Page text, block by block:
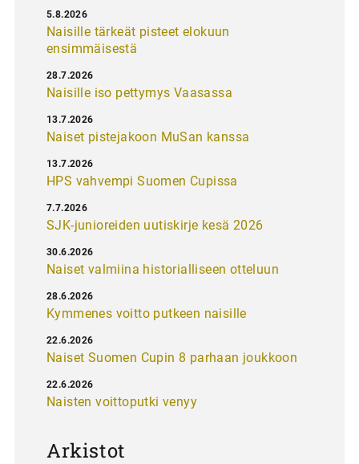
Naisille tärkeät pisteet elokuun
ensimmäisestä
5.8.2026
Naisille iso pettymys Vaasassa
28.7.2026
Naiset pistejakoon MuSan kanssa
13.7.2026
HPS vahvempi Suomen Cupissa
13.7.2026
SJK-junioreiden uutiskirje kesä 2026
7.7.2026
Naiset valmiina historialliseen otteluun
30.6.2026
Kymmenes voitto putkeen naisille
28.6.2026
Naiset Suomen Cupin 8 parhaan joukkoon
22.6.2026
Naisten voittoputki venyy
22.6.2026
Arkistot